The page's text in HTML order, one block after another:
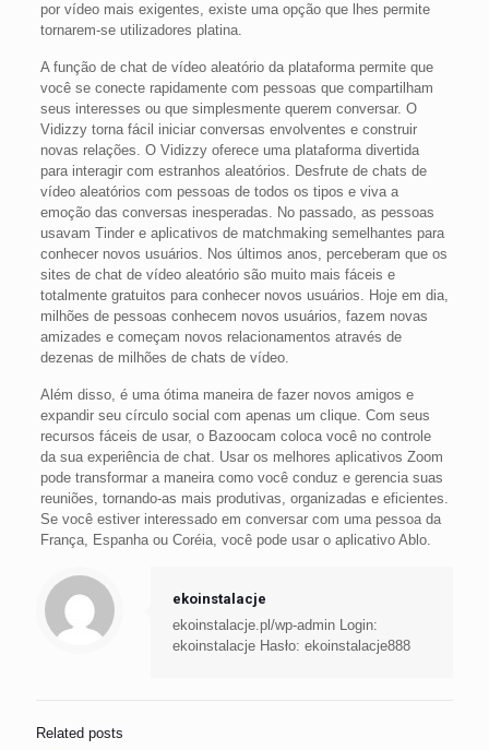
por vídeo mais exigentes, existe uma opção que lhes permite
tornarem-se utilizadores platina.
A função de chat de vídeo aleatório da plataforma permite que
você se conecte rapidamente com pessoas que compartilham
seus interesses ou que simplesmente querem conversar. O
Vidizzy torna fácil iniciar conversas envolventes e construir
novas relações. O Vidizzy oferece uma plataforma divertida
para interagir com estranhos aleatórios. Desfrute de chats de
vídeo aleatórios com pessoas de todos os tipos e viva a
emoção das conversas inesperadas. No passado, as pessoas
usavam Tinder e aplicativos de matchmaking semelhantes para
conhecer novos usuários. Nos últimos anos, perceberam que os
sites de chat de vídeo aleatório são muito mais fáceis e
totalmente gratuitos para conhecer novos usuários. Hoje em dia,
milhões de pessoas conhecem novos usuários, fazem novas
amizades e começam novos relacionamentos através de
dezenas de milhões de chats de vídeo.
Além disso, é uma ótima maneira de fazer novos amigos e
expandir seu círculo social com apenas um clique. Com seus
recursos fáceis de usar, o Bazoocam coloca você no controle
da sua experiência de chat. Usar os melhores aplicativos Zoom
pode transformar a maneira como você conduz e gerencia suas
reuniões, tornando-as mais produtivas, organizadas e eficientes.
Se você estiver interessado em conversar com uma pessoa da
França, Espanha ou Coréia, você pode usar o aplicativo Ablo.
ekoinstalacje
ekoinstalacje.pl/wp-admin Login:
ekoinstalacje Hasło: ekoinstalacje888
Related posts